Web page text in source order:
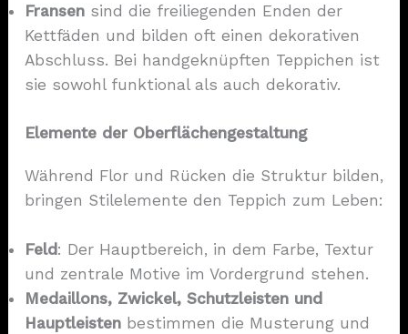
Fransensind die freiliegenden Enden der
Kettfäden und bilden oft einen dekorativen
Abschluss. Bei handgeknüpften Teppichen ist
sie sowohl funktional als auch dekorativ.
Elemente der Oberflächengestaltung
Während Flor und Rücken die Struktur bilden,
bringen Stilelemente den Teppich zum Leben:
Feld : Der Hauptbereich, in dem Farbe, Textur
und zentrale Motive im Vordergrund stehen.
Medaillons, Zwickel, Schutzleisten und
Hauptleistenbestimmen die Musterung und